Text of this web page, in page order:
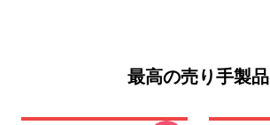
最高の売り手製品